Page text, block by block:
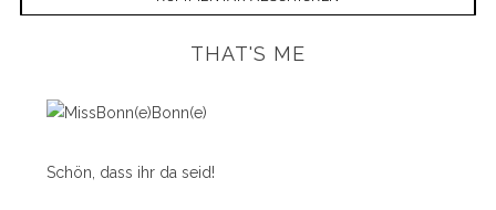
THAT'S ME
Schön, dass ihr da seid!